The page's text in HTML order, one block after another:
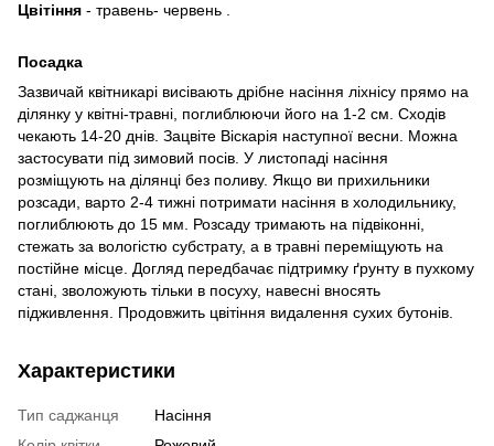
Цвітіння - травень- червень .
Посадка
Зазвичай квітникарі висівають дрібне насіння ліхнісу прямо на
ділянку у квітні-травні, поглиблюючи його на 1-2 см. Сходів
чекають 14-20 днів. Зацвіте Віскарія наступної весни. Можна
застосувати під зимовий посів. У листопаді насіння
розміщують на ділянці без поливу. Якщо ви прихильники
розсади, варто 2-4 тижні потримати насіння в холодильнику,
поглиблюють до 15 мм. Розсаду тримають на підвіконні,
стежать за вологістю субстрату, а в травні переміщують на
постійне місце. Догляд передбачає підтримку ґрунту в пухкому
стані, зволожують тільки в посуху, навесні вносять
підживлення. Продовжить цвітіння видалення сухих бутонів.
Характеристики
Тип саджанця
Насіння